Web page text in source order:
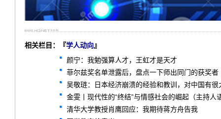
相关栏目：『学人动向』
颜宁：我勉强算人才，王虹才是天才
菲尔兹奖名单泄露后，盘点一下师出同门的获奖者
吴敬琏：日本经济崩溃的经验和教训，对中国有很
金雯丨现代性的“终结”与情感社会的崛起（主持人
清华大学教授肖鹰回应：我期待蒋方舟告我